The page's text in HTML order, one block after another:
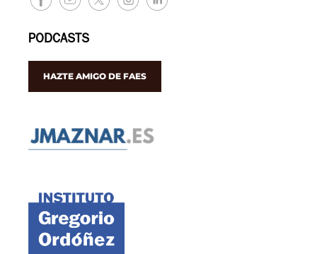
PODCASTS
HAZTE AMIGO DE FAES